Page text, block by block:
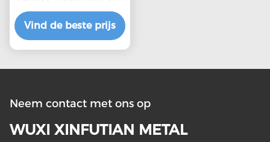
2b Stainless Steel
Sheet
Vind de beste prijs
Neem contact met ons op
WUXI XINFUTIAN METAL